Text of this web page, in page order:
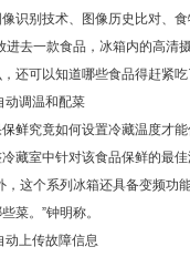
识别技术、图像历史比对、
去一款食品，冰箱内的高清摄
还可以知道哪些食品得赶紧
动调温和配菜
鲜究竟如何设置冷藏温度才
藏室中针对该食品保鲜的最
这个系列冰箱还具备变频功能
菜。”钟明称。
动上传故障信息